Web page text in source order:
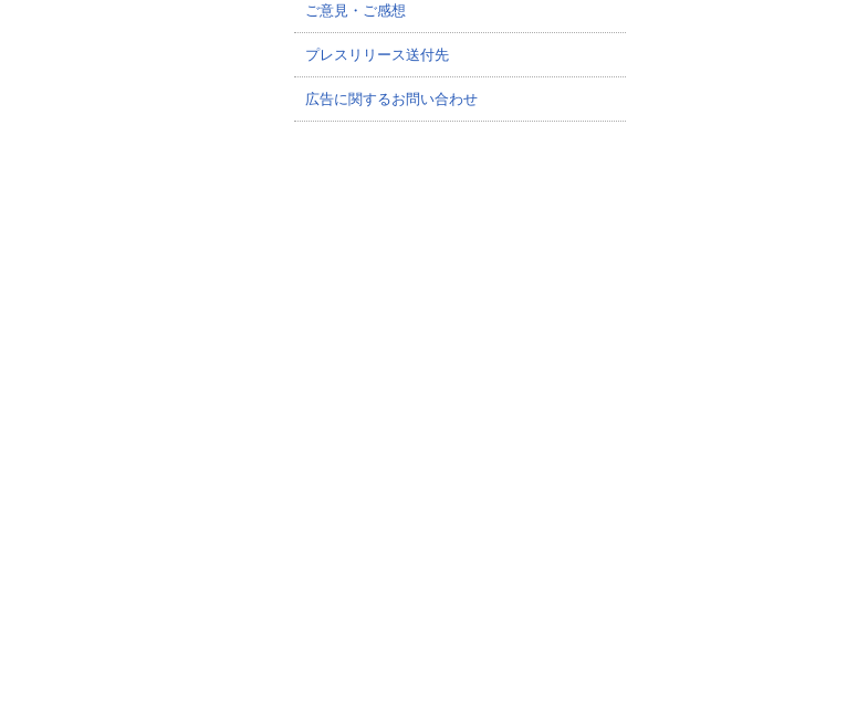
ご意見・ご感想
プレスリリース送付先
広告に関するお問い合わせ